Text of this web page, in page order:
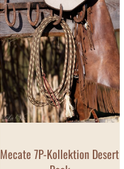
Mecate 7P-Kollektion Desert